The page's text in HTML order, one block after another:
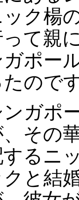
ック楊
て親
ガポー
たので
ンガポ
、その
するニ
クと結